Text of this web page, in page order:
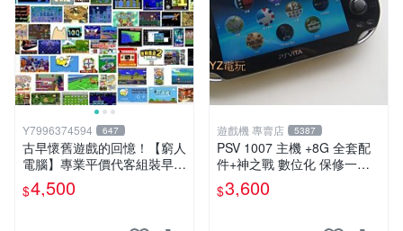
Y7996374594 647
古早懷舊遊戲的回憶！【窮人
電腦】專業平價代客組裝早期
Windows98/95/DOS遊戲機--
-專業首選！
$4,500
遊戲機 專賣店 5387
PSV 1007 主機 +8G 全套配
件+神之戰 數位化 保修一年
品質有保障 psvita
$3,600